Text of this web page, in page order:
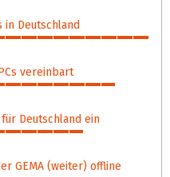
in Deutschland
vereinbart
Deutschland ein
GEMA (weiter) offline